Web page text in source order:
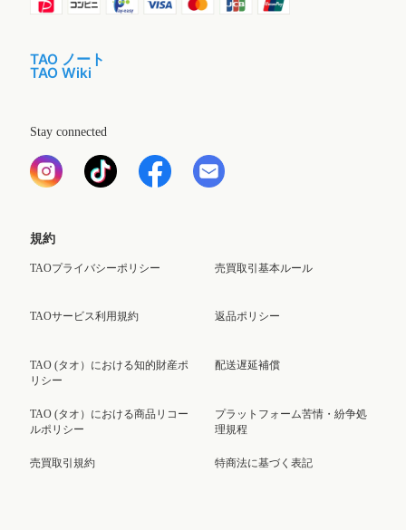
TAO ノート
TAO Wiki
Stay connected
規約
TAOプライバシーポリシー
TAOサービス利用規約
TAO (タオ）における知的財産ポ
リシー
TAO (タオ）における商品リコー
ルポリシー
売買取引規約
売買取引基本ルール
返品ポリシー
配送遅延補償
プラットフォーム苦情・紛争処
理規程
特商法に基づく表記